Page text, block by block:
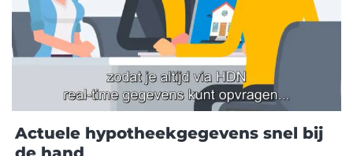
Actuele hypotheekgegevens snel bij